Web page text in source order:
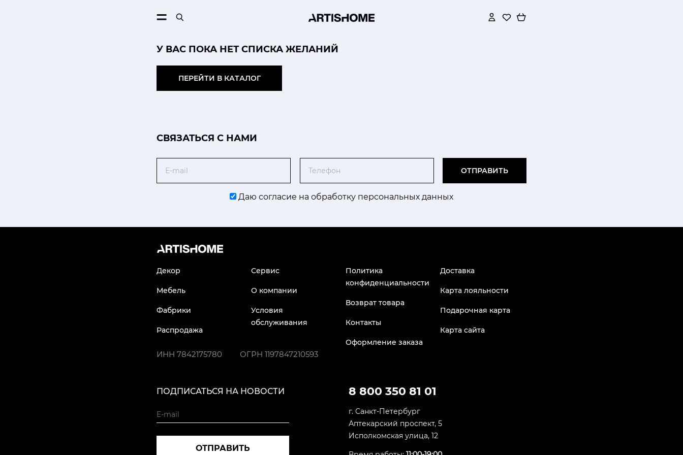
У ВАС ПОКА НЕТ СПИСКА ЖЕЛАНИЙ
ПЕРЕЙТИ В КАТАЛОГ
CВЯЗАТЬСЯ С НАМИ
ОТПРАВИТЬ
Даю согласие на обработку персональных данных
Декор
Мебель
Фабрики
Распродажа
Сервис
О компании
Условия
обслуживания
Политика
конфиденциальности
Возврат товара
Контакты
Оформление заказа
Доставка
Карта лояльности
Подарочная карта
Карта сайта
ИНН 7842175780 ОГРН 1197847210593
8 800 350 81 01
г. Санкт-Петербург
Аптекарский проспект, 5
Исполкомская улица, 12
ПОДПИСАТЬСЯ НА НОВОСТИ
ОТПРАВИТЬ